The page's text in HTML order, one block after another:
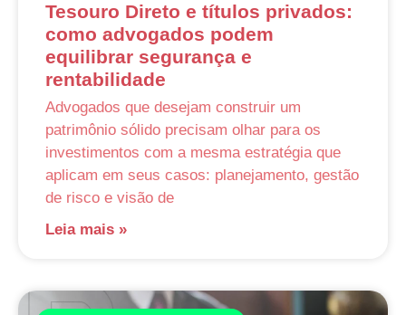
Tesouro Direto e títulos privados:
como advogados podem
equilibrar segurança e
rentabilidade
Advogados que desejam construir um
patrimônio sólido precisam olhar para os
investimentos com a mesma estratégia que
aplicam em seus casos: planejamento, gestão
de risco e visão de
Leia mais »